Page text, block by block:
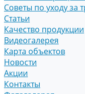
Советы по уходу за
Статьи
Качество продукции
Видеогалерея
Карта объектов
Новости
Акции
Контакты